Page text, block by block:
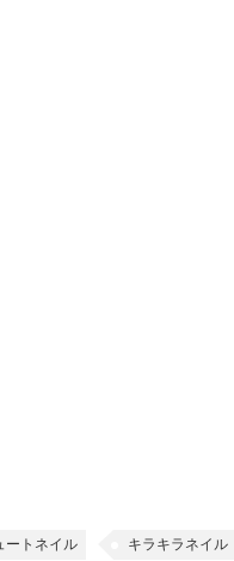
ートネイル キラキラネイル